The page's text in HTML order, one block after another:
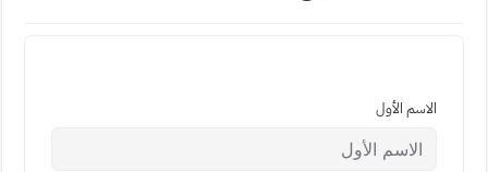
الاسم الأول